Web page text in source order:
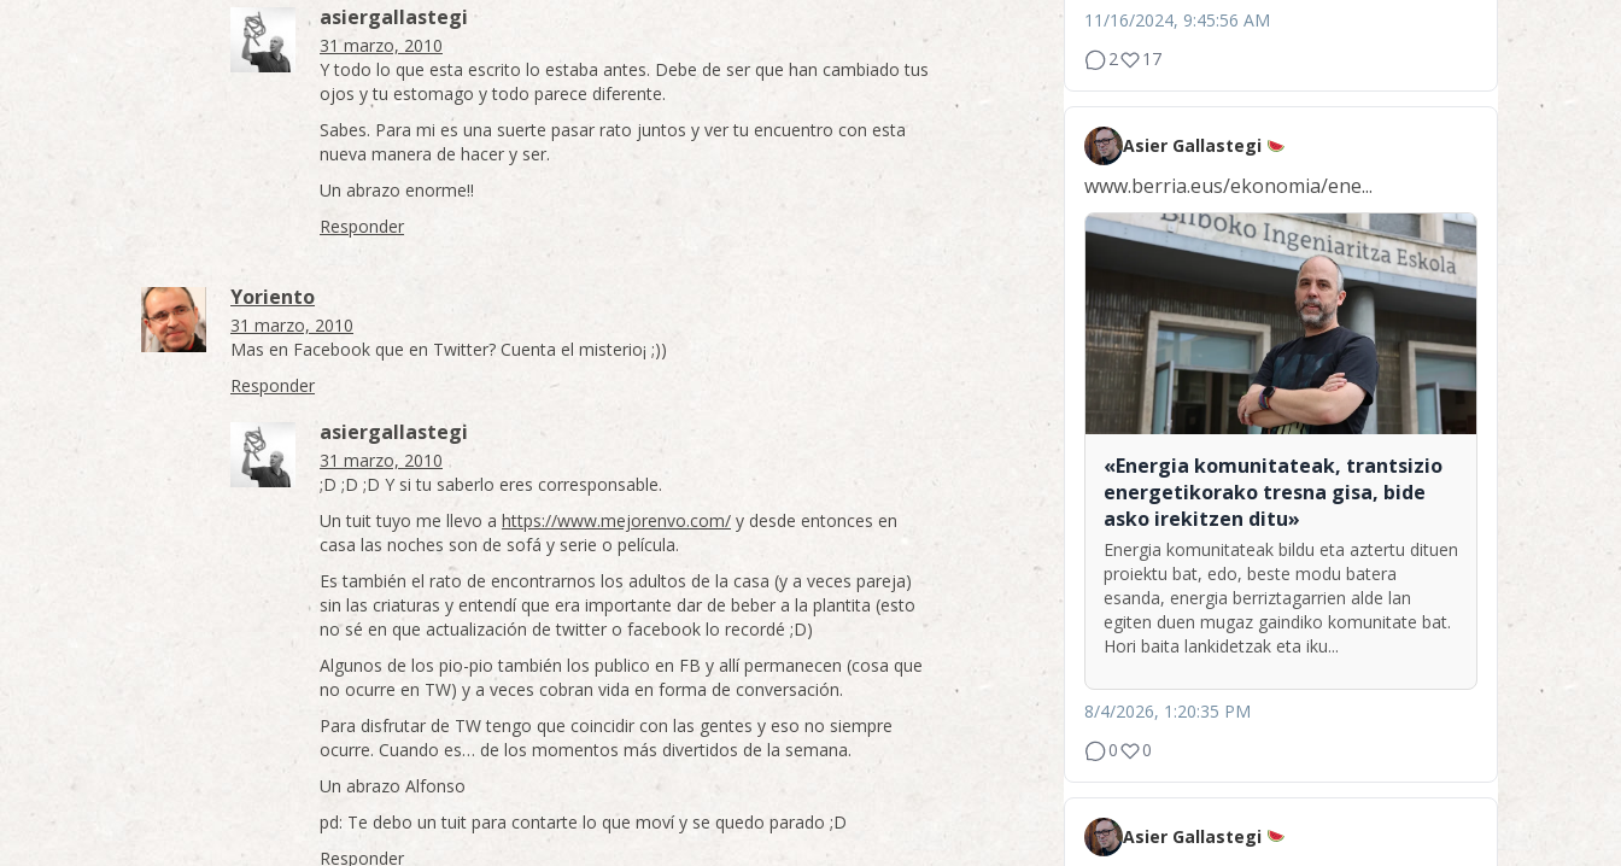
asiergallastegi
31 marzo, 2010
Y todo lo que esta escrito lo estaba antes. Debe de ser que han cambiado tus
ojos y tu estomago y todo parece diferente.
Sabes. Para mi es una suerte pasar rato juntos y ver tu encuentro con esta
nueva manera de hacer y ser.
Un abrazo enorme!!
Responder
Yoriento
31 marzo, 2010
Mas en Facebook que en Twitter? Cuenta el misterio¡ ;))
Responder
asiergallastegi
31 marzo, 2010
;D ;D ;D Y si tu saberlo eres corresponsable.
Un tuit tuyo me llevo a https://www.mejorenvo.com/ y desde entonces en
casa las noches son de sofá y serie o película.
Es también el rato de encontrarnos los adultos de la casa (y a veces pareja)
sin las criaturas y entendí que era importante dar de beber a la plantita (esto
no sé en que actualización de twitter o facebook lo recordé ;D)
Algunos de los pio-pio también los publico en FB y allí permanecen (cosa que
no ocurre en TW) y a veces cobran vida en forma de conversación.
Para disfrutar de TW tengo que coincidir con las gentes y eso no siempre
ocurre. Cuando es… de los momentos más divertidos de la semana.
Un abrazo Alfonso
pd: Te debo un tuit para contarte lo que moví y se quedo parado ;D
Responder
11/16/2024, 9:45:56 AM
2
17
Asier Gallastegi
www.berria.eus/ekonomia/ene...
«Energia komunitateak, trantsizio
energetikorako tresna gisa, bide
asko irekitzen ditu»
Energia komunitateak bildu eta aztertu dituen
proiektu bat, edo, beste modu batera
esanda, energia berriztagarrien alde lan
egiten duen mugaz gaindiko komunitate bat.
Hori baita lankidetzak eta iku...
8/4/2026, 1:20:35 PM
0
0
Asier Gallastegi